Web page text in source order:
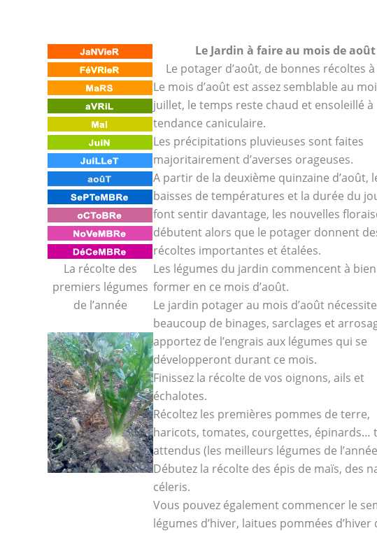
La récolte des
premiers légumes
de l’année
Le Jardin à faire au mois de août
Le potager d’août, de bonnes récoltes
Le mois d’août est assez semblable au
juillet, le temps reste chaud et ensoleillé à
tendance caniculaire.
Les précipitations pluvieuses sont faites
majoritairement d’averses orageuses.
A partir de la deuxième quinzaine d’août,
baisses de températures et la durée du
font sentir davantage, les nouvelles
débutent alors que le potager donnent
récoltes importantes et étalées.
Les légumes du jardin commencent à
former en ce mois d’août.
Le jardin potager au mois d’août nécessite
beaucoup de binages, sarclages et
apportez de l’engrais aux légumes qui se
développeront durant ce mois.
Finissez la récolte de vos oignons, ails et
échalotes.
Récoltez les premières pommes de terre,
haricots, tomates, courgettes, épinards…
attendus (les meilleurs légumes de
Débutez la récolte des épis de maïs, des
céleris.
Vous pouvez également commencer le
légumes d’hiver, laitues pommées d’hiver